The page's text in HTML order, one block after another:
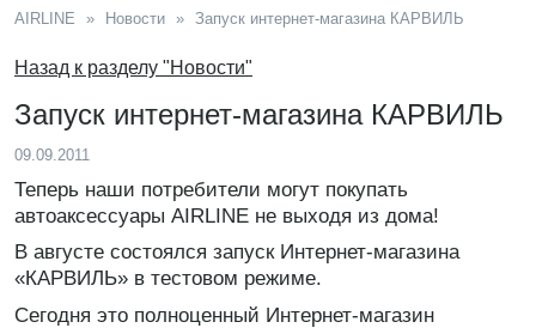
AIRLINE » Новости » Запуск интернет-магазина КАРВИЛЬ
Назад к разделу "Новости"
Запуск интернет-магазина КАРВИЛЬ
09.09.2011
Теперь наши потребители могут покупать
автоаксессуары AIRLINE не выходя из дома!
В августе состоялся запуск Интернет-магазина
«КАРВИЛЬ» в тестовом режиме.
Сегодня это полноценный Интернет-магазин